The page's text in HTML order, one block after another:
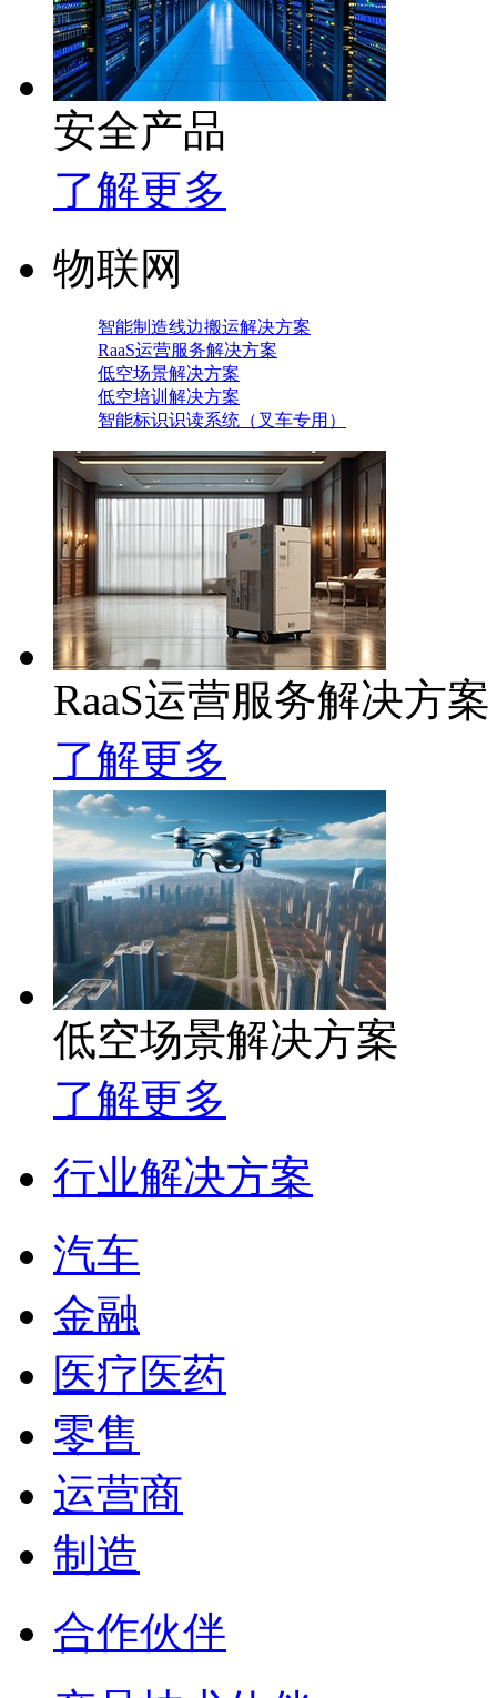
安全产品
了解更多
物联网
智能制造线边搬运解决方案
RaaS运营服务解决方案
低空场景解决方案
低空培训解决方案
智能标识识读系统（叉车专用）
RaaS运营服务解决方案
了解更多
低空场景解决方案
了解更多
行业解决方案
汽车
金融
医疗医药
零售
运营商
制造
合作伙伴